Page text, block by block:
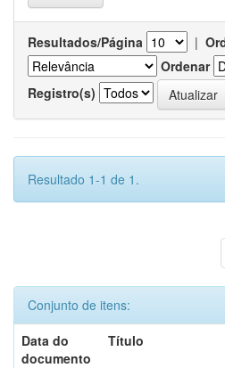
Resultados/Página |
Ordenar
Registro(s)
Resultado 1-1 de 1.
Conjunto de itens:
Data do
documento
Título